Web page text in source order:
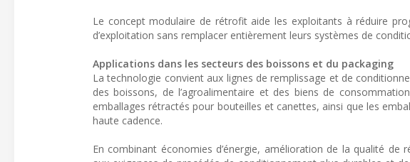
Le concept modulaire de rétrofit aide les exploitants à réduire
d’exploitation sans remplacer entièrement leurs systèmes de
Applications dans les secteurs des boissons et du packaging
La technologie convient aux lignes de remplissage et de
des boissons, de l’agroalimentaire et des biens de
emballages rétractés pour bouteilles et canettes, ainsi que les
haute cadence.
En combinant économies d’énergie, amélioration de la qualité